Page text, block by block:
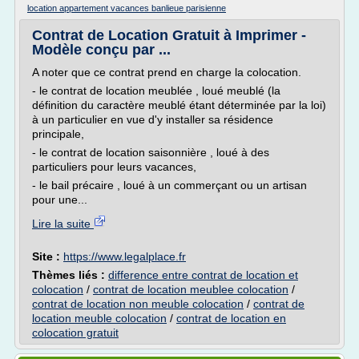
location appartement vacances banlieue parisienne
Contrat de Location Gratuit à Imprimer -
Modèle conçu par ...
A noter que ce contrat prend en charge la colocation.
- le contrat de location meublée , loué meublé (la
définition du caractère meublé étant déterminée par la loi)
à un particulier en vue d'y installer sa résidence
principale,
- le contrat de location saisonnière , loué à des
particuliers pour leurs vacances,
- le bail précaire , loué à un commerçant ou un artisan
pour une...
Lire la suite
Site : https://www.legalplace.fr
Thèmes liés : difference entre contrat de location et
colocation / contrat de location meublee colocation /
contrat de location non meuble colocation / contrat de
location meuble colocation / contrat de location en
colocation gratuit